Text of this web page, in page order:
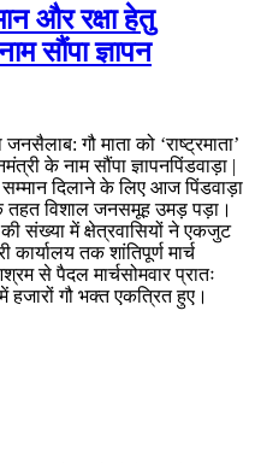
और रक्षा हेतु
सौंपा ज्ञापन
गौ माता को ‘राष्ट्रमाता’
के नाम सौंपा ज्ञापन​पिंडवाड़ा |
सम्मान दिलाने के लिए आज पिंडवाड़ा
तहत विशाल जनसमूह उमड़ पड़ा।
संख्या में क्षेत्रवासियों ने एकजुट
तक शांतिपूर्ण मार्च
से पैदल मार्च​सोमवार प्रातः
गौ भक्त एकत्रित हुए।